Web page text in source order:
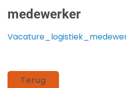
medewerker
Terug